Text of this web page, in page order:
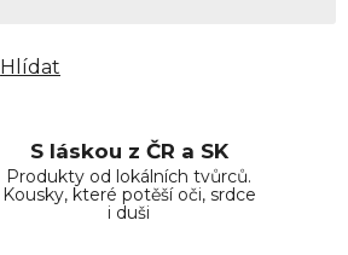
Hlídat
S láskou z ČR a SK
Produkty od lokálních tvůrců.
Kousky, které potěší oči, srdce
i duši